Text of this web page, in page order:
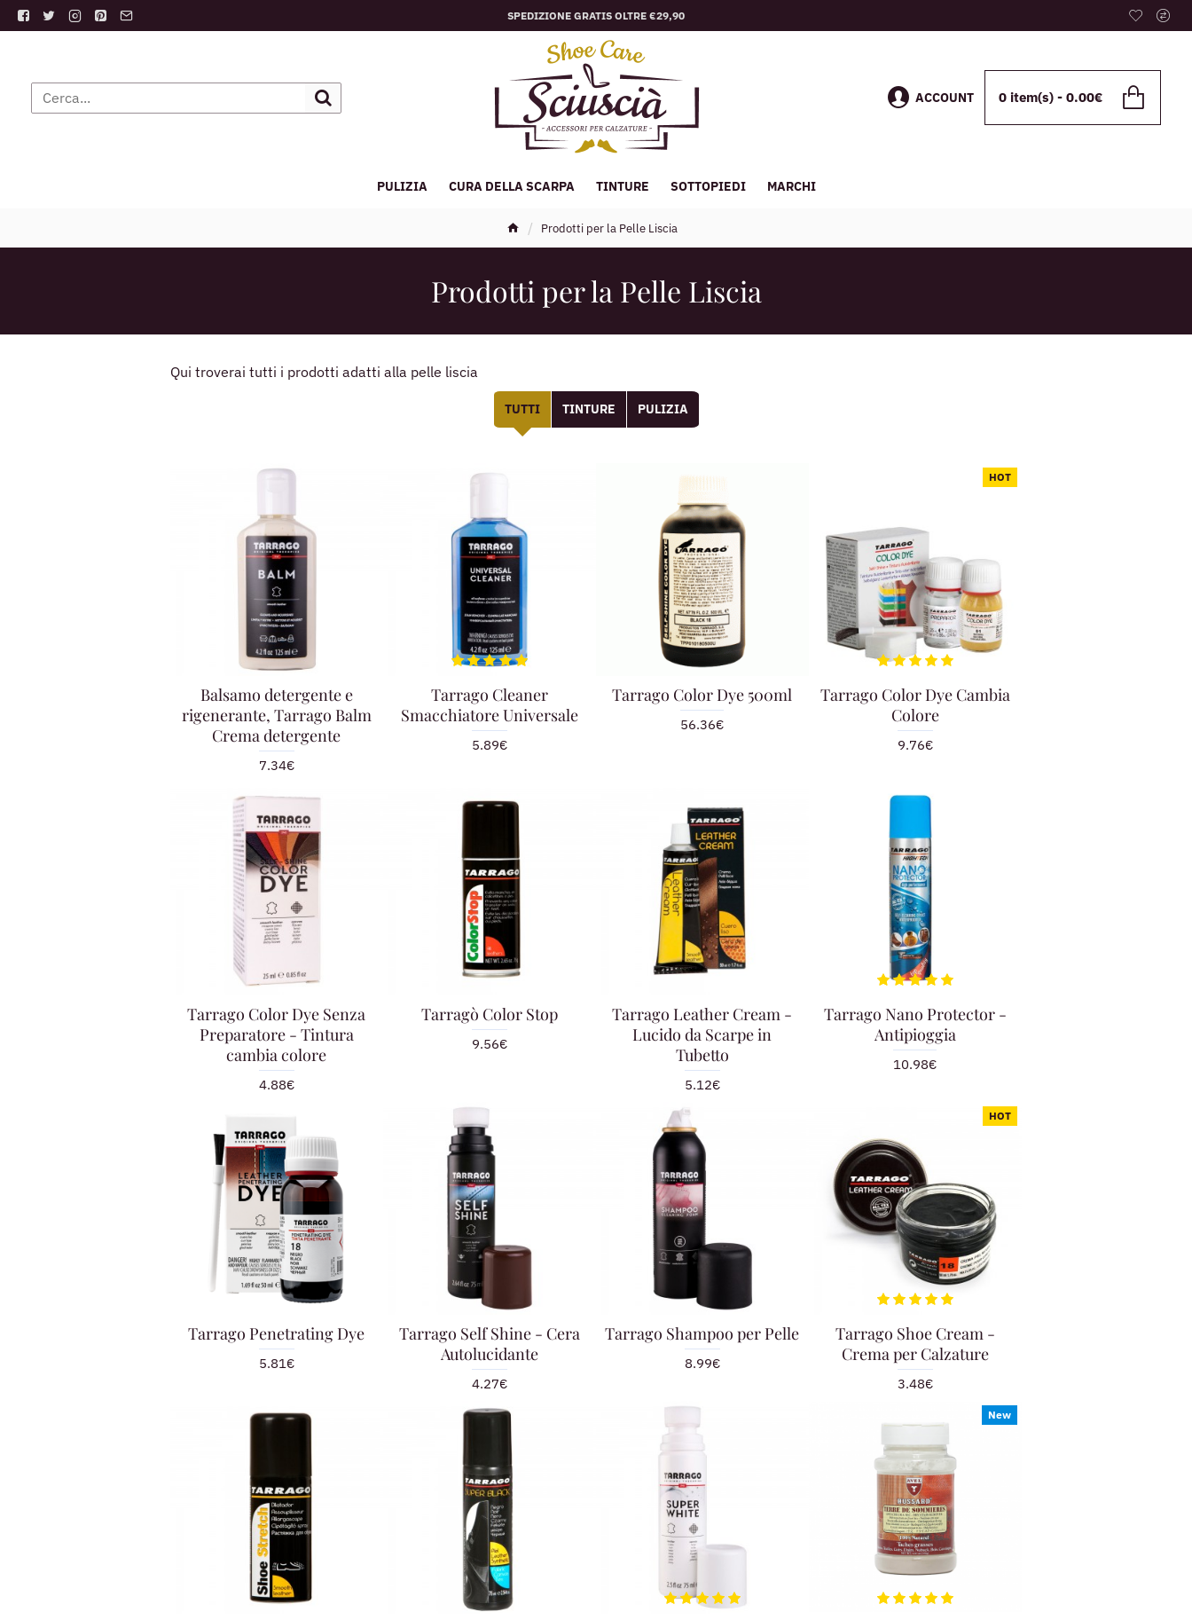
SPEDIZIONE GRATIS OLTRE €29,90
ACCOUNT 0 item(s) - 0.00€
PULIZIA CURA DELLA SCARPA TINTURE SOTTOPIEDI MARCHI
Prodotti per la Pelle Liscia
Prodotti per la Pelle Liscia
Qui troverai tutti i prodotti adatti alla pelle liscia
TUTTI TINTURE PULIZIA
Balsamo detergente e
rigenerante, Tarrago Balm
Crema detergente
7.34€
Tarrago Cleaner
Smacchiatore Universale
5.89€
Tarrago Color Dye 500ml
56.36€
HOT
Tarrago Color Dye Cambia
Colore
9.76€
Tarrago Color Dye Senza
Preparatore - Tintura
cambia colore
4.88€
Tarragò Color Stop
9.56€
Tarrago Leather Cream -
Lucido da Scarpe in
Tubetto
5.12€
Tarrago Nano Protector -
Antipioggia
10.98€
Tarrago Penetrating Dye
5.81€
Tarrago Self Shine - Cera
Autolucidante
4.27€
Tarrago Shampoo per Pelle
8.99€
HOT
Tarrago Shoe Cream -
Crema per Calzature
3.48€
New